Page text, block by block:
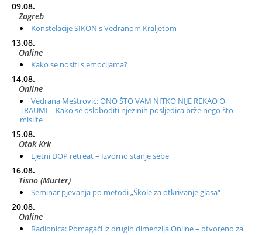
09.08.
Zagreb
Konstelacije SIKON s Vedranom Kraljetom
13.08.
Online
Kako se nositi s emocijama?
14.08.
Online
Vedrana Meštrović: ONO ŠTO VAM NITKO NIJE REKAO O
TRAUMI – Kako se osloboditi njezinih posljedica brže nego što
mislite
15.08.
Otok Krk
Ljetni DOP retreat – Izvorno stanje sebe
16.08.
Tisno (Murter)
Seminar pjevanja po metodi „Škole za otkrivanje glasa“
20.08.
Online
Radionica: Pomagači iz drugih dimenzija Online – otvoreno za